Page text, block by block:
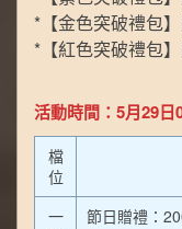
*【金色突破禮包
*【紅色突破禮包
活動時間：5月29
檔
位
一
節日贈禮：